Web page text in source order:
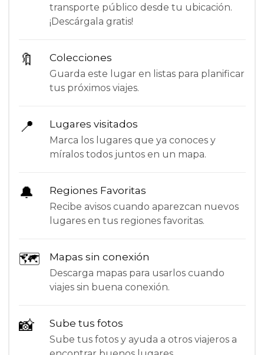
transporte público desde tu ubicación.
¡Descárgala gratis!
🔖 Colecciones
Guarda este lugar en listas para planificar
tus próximos viajes.
📍 Lugares visitados
Marca los lugares que ya conoces y
míralos todos juntos en un mapa.
🔔 Regiones Favoritas
Recibe avisos cuando aparezcan nuevos
lugares en tus regiones favoritas.
🗺 Mapas sin conexión
Descarga mapas para usarlos cuando
viajes sin buena conexión.
📸 Sube tus fotos
Sube tus fotos y ayuda a otros viajeros a